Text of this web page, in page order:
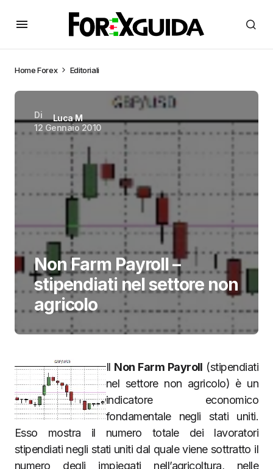
HomeForex Editoriali
Di
Luca M
12 Gennaio 2010
Non Farm Payroll –
stipendiati nel settore non
agricolo
Il Non Farm Payroll (stipendiati
nel settore non agricolo) è un
indicatore economico
fondamentale negli stati uniti.
Esso mostra il numero totale dei lavoratori
stipendiati negli stati uniti dal quale viene sottratto il
numero degli impiegati nell’agricoltura, nelle